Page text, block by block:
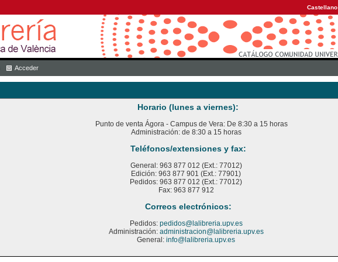
Castellano
Acceder
Horario (lunes a viernes):
Punto de venta Ágora - Campus de Vera: De 8:30 a 15 horas
Administración: de 8:30 a 15 horas
Teléfonos/extensiones y fax:
General: 963 877 012 (Ext.: 77012)
Edición: 963 877 901 (Ext.: 77901)
Pedidos: 963 877 012 (Ext.: 77012)
Fax: 963 877 912
Correos electrónicos:
Pedidos: pedidos@lalibreria.upv.es
Administración: administracion@lalibreria.upv.es
General: info@lalibreria.upv.es